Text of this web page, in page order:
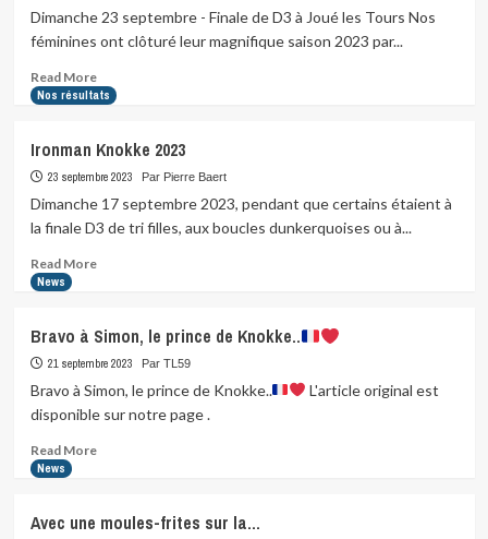
première
Dimanche 23 septembre - Finale de D3 à Joué les Tours Nos
féminines ont clôturé leur magnifique saison 2023 par...
Read MoreRead
more
D3
de
Triathlon
Nos résultats
Ironman Knokke 2023
23 septembre 2023 Par Pierre Baert
Dimanche 17 septembre 2023, pendant que certains étaient à
la finale D3 de tri filles, aux boucles dunkerquoises ou à...
Read MoreRead
Knokke
2023
News
Bravo à Simon, le prince de Knokke..
21 septembre 2023 Par TL59
Bravo à Simon, le prince de Knokke..
L'article original est
disponible sur notre page .
Read MoreRead
à
News
Avec une moules-frites sur la…